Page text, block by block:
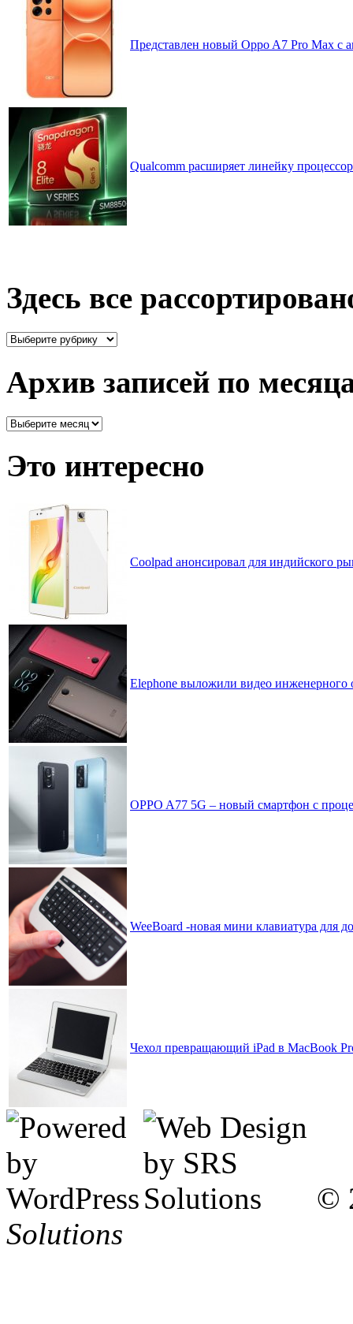
Представлен новый Oppo A7 Pro Max с
Qualcomm расширяет линейку
Здесь все
Здесь
Архив записей по
Архив
месяцам
Это интересно
Coolpad анонсировал для индийского
Elephone выложили видео инженерного
OPPO A77 5G – новый смартфон с
WeeBoard -новая мини клавиатура для
Чехол превращающий iPad в MacBook
©
Solutions